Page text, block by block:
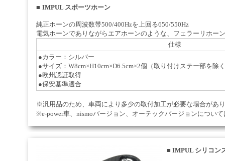
■ IMPUL スポーツホーン
純正ホーンの周波数帯500/400Hzを上回る650/550Hz
電気ホーンでありながらエアホーンのような、フェラーリホー
仕様
●カラー：シルバー
●サイズ：W8cm×H10cm×D6.5cm×2個（取り付けステー部を除
●欧州認証取得
●保安基準適合
※汎用品のため、車両により多少の取付加工が必要な場合があ
※e-power車、nismoバージョン、オーテックバージョンについ
■ IMPUL シリコン